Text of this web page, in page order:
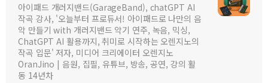
아이패드 개러지밴드(GarageBand), chatGPT AI
작곡 강사, '오늘부터 프로듀서! 아이패드로 나만의 음
악 만들기 with 개러지밴드 악기 연주, 녹음, 믹싱,
ChatGPT AI 활용까지, 취미로 시작하는 오렌지노의
작곡 입문' 저자, 미디어 크리에이터 오렌지노
OranJino | 음원, 집필, 유튜브, 방송, 공연, 강의 활
동 14년차